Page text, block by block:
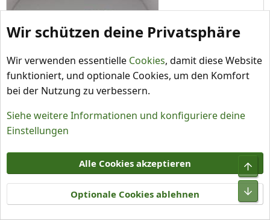
Wir schützen deine Privatsphäre
Wir verwenden essentielle Cookies, damit diese Website
funktioniert, und optionale Cookies, um den Komfort
bei der Nutzung zu verbessern.
Siehe weitere Informationen und konfiguriere deine
Einstellungen
Alle Cookies akzeptieren
Optionale Cookies ablehnen